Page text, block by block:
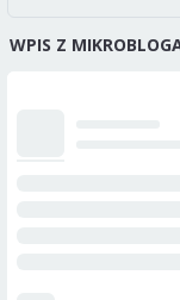
WPIS Z